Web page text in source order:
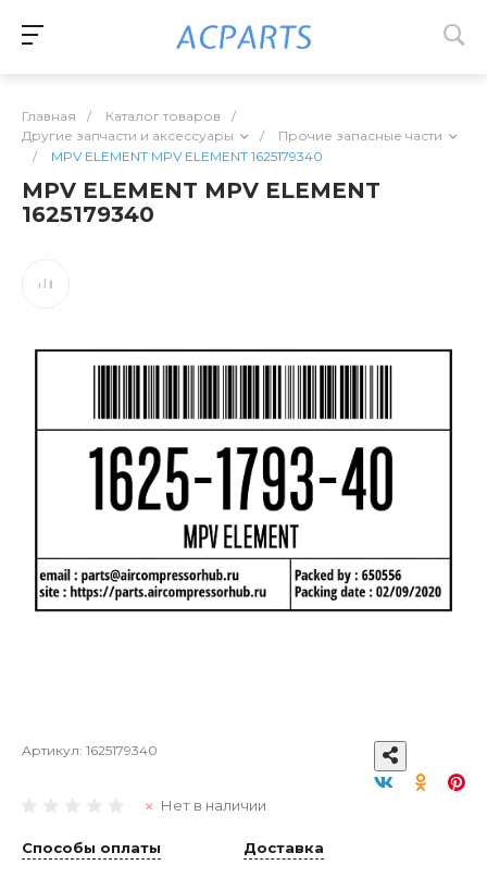
Главная / Каталог товаров
/
Другие запчасти и аксессуары
/
Прочие запасные части
/
MPV ELEMENT MPV ELEMENT 1625179340
MPV ELEMENT MPV ELEMENT
1625179340
Артикул: 1625179340
Нет в наличии
Способы оплаты Доставка